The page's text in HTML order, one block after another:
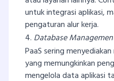
untuk integrasi aplikasi,
pengaturan alur kerja.
4. Database
PaaS sering
yang memungkinkan
mengelola data aplikasi